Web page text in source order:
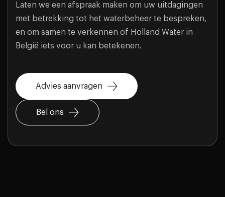
Laten we een afspraak maken om uw uitdagingen
met betrekking tot het waterbeheer te bespreken,
en om samen te verkennen of Holland Water in
België iets voor u kan betekenen.
Advies aanvragen
Bel ons